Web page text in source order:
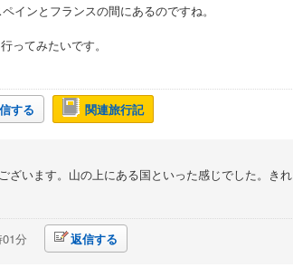
インとフランスの間にあるのですね。
ってみたいです。
する 関連旅行記
ざいます。山の上にある国といった感じでした。きれ
分 返信する